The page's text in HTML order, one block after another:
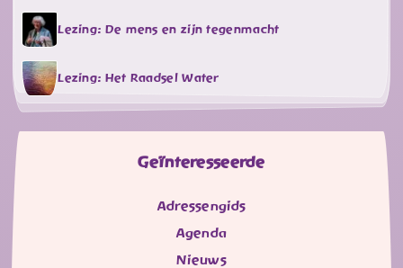
Lezing: De mens en zijn tegenmacht
Lezing: Het Raadsel Water
Geïnteresseerde
Adressengids
Agenda
Nieuws